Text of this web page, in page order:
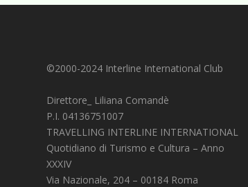
©2000-2024 Interline International Club
Direttore_ Liliana Comandè
P.I. 04136751007
TRAVELLING INTERLINE INTERNATIONAL
Quotidiano di Turismo e Cultura – Anno
XXXIV
Via Nazionale, 204 – 00184 Roma